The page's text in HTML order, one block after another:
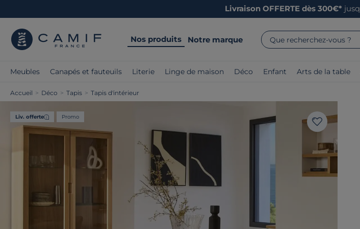
Livraison OFFERTE dès 300€*
Nos produits Notre marque Que recherchez-vous ?
Meubles Canapés et fauteuils Literie Linge de maison Déco Enfant Arts de la table
Accueil > Déco > Tapis > Tapis d'intérieur
Liv. offerte Promo